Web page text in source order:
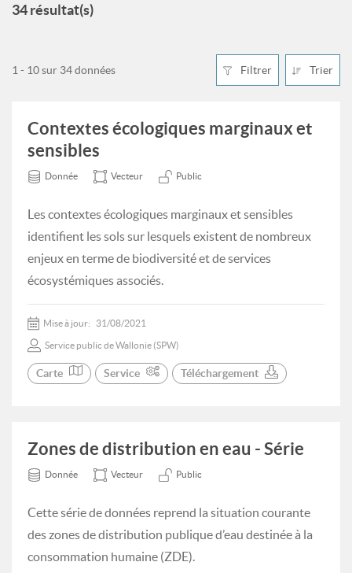
34 résultat(s)
Filtrer Trier
1 - 10 sur 34 données
Contextes écologiques marginaux et
sensibles
Donnée Vecteur Public
Les contextes écologiques marginaux et sensibles
identifient les sols sur lesquels existent de nombreux
enjeux en terme de biodiversité et de services
écosystémiques associés.
Mise à jour: 31/08/2021
Service public de Wallonie (SPW)
Carte Service Téléchargement
Zones de distribution en eau - Série
Donnée Vecteur Public
Cette série de données reprend la situation courante
des zones de distribution publique d’eau destinée à la
consommation humaine (ZDE).